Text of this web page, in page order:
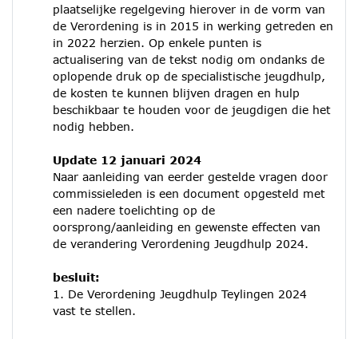
plaatselijke regelgeving hierover in de vorm van
de Verordening is in 2015 in werking getreden en
in 2022 herzien. Op enkele punten is
actualisering van de tekst nodig om ondanks de
oplopende druk op de specialistische jeugdhulp,
de kosten te kunnen blijven dragen en hulp
beschikbaar te houden voor de jeugdigen die het
nodig hebben.
Update 12 januari 2024
Naar aanleiding van eerder gestelde vragen door
commissieleden is een document opgesteld met
een nadere toelichting op de
oorsprong/aanleiding en gewenste effecten van
de verandering Verordening Jeugdhulp 2024.
besluit:
1. De Verordening Jeugdhulp Teylingen 2024
vast te stellen.